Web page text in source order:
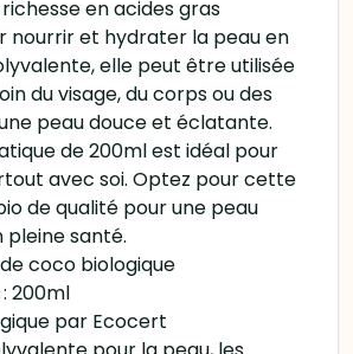
en acides gras
nourrir et hydrater la peau en
elle peut être utilisée
du visage, du corps ou des
peau douce et éclatante.
de 200ml est idéal pour
avec soi. Optez pour cette
de qualité pour une peau
pleine santé.
coco biologique
200ml
par Ecocert